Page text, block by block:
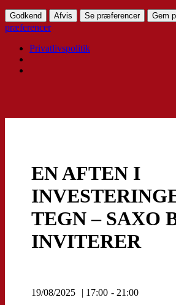
Godkend Afvis Se præferencer Gem
præferencer
Privatlivspolitik
EN AFTEN I
TEGN – SAXO
INVITERER
19/08/2025 | 17:00 - 21:00